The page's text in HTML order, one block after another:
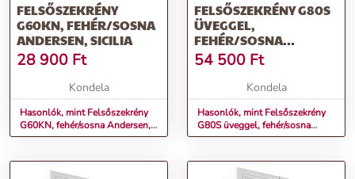
FELSŐSZEKRÉNY
G60KN, FEHÉR/SOSNA
ANDERSEN, SICILIA
28 900 Ft
Kondela
Hasonlók, mint Felsőszekrény
G60KN, fehér/sosna Andersen,
SICILIA
FELSŐSZEKRÉNY G80S
ÜVEGGEL,
FEHÉR/SOSNA
ANDERSEN, SICILIA
54 500 Ft
Kondela
Hasonlók, mint Felsőszekrény
G80S üveggel, fehér/sosna
Andersen, SICILIA